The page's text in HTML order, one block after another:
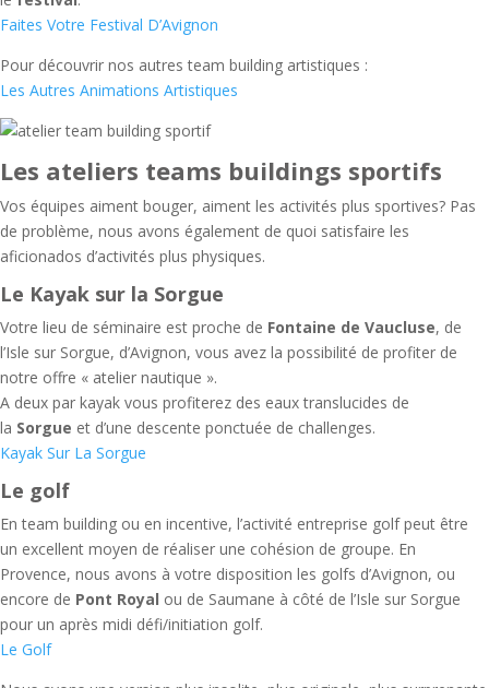
Faites Votre Festival D’Avignon
Pour découvrir nos autres team building artistiques :
Les Autres Animations Artistiques
Les ateliers teams buildings sportifs
Vos équipes aiment bouger, aiment les activités plus sportives? Pas
de problème, nous avons également de quoi satisfaire les
aficionados d’activités plus physiques.
Le Kayak sur la Sorgue
Votre lieu de séminaire est proche de Fontaine de Vaucluse, de
l’Isle sur Sorgue, d’Avignon, vous avez la possibilité de profiter de
notre offre « atelier nautique ».
A deux par kayak vous profiterez des eaux translucides de
la Sorgue et d’une descente ponctuée de challenges.
Kayak Sur La Sorgue
Le golf
En team building ou en incentive, l’activité entreprise golf peut être
un excellent moyen de réaliser une cohésion de groupe. En
Provence, nous avons à votre disposition les golfs d’Avignon, ou
encore de Pont Royal ou de Saumane à côté de l’Isle sur Sorgue
pour un après midi défi/initiation golf.
Le Golf